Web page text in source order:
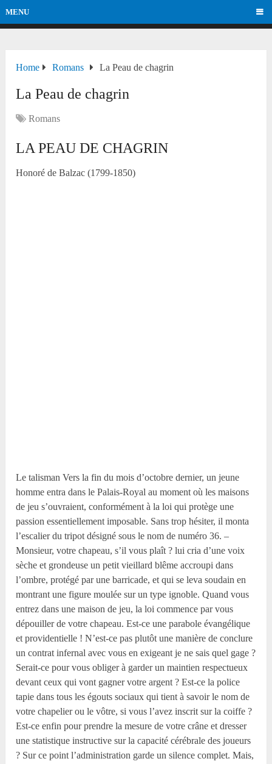
MENU
Home Romans La Peau de chagrin
La Peau de chagrin
Romans
LA PEAU DE CHAGRIN
Honoré de Balzac (1799-1850)
Le talisman Vers la fin du mois d’octobre dernier, un jeune
homme entra dans le Palais-Royal au moment où les maisons
de jeu s’ouvraient, conformément à la loi qui protège une
passion essentiellement imposable. Sans trop hésiter, il monta
l’escalier du tripot désigné sous le nom de numéro 36. –
Monsieur, votre chapeau, s’il vous plaît ? lui cria d’une voix
sèche et grondeuse un petit vieillard blême accroupi dans
l’ombre, protégé par une barricade, et qui se leva soudain en
montrant une figure moulée sur un type ignoble. Quand vous
entrez dans une maison de jeu, la loi commence par vous
dépouiller de votre chapeau. Est-ce une parabole évangélique
et providentielle ! N’est-ce pas plutôt une manière de conclure
un contrat infernal avec vous en exigeant je ne sais quel gage ?
Serait-ce pour vous obliger à garder un maintien respectueux
devant ceux qui vont gagner votre argent ? Est-ce la police
tapie dans tous les égouts sociaux qui tient à savoir le nom de
votre chapelier ou le vôtre, si vous l’avez inscrit sur la coiffe ?
Est-ce enfin pour prendre la mesure de votre crâne et dresser
une statistique instructive sur la capacité cérébrale des joueurs
? Sur ce point l’administration garde un silence complet. Mais,